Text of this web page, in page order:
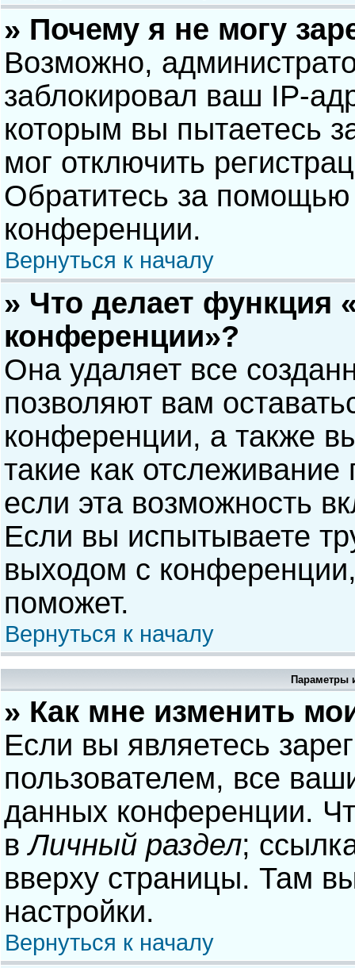
» Почему я не могу
Возможно,
заблокировал ваш IP-
которым вы пытаетесь
мог отключить
Обратитесь за помощью
конференции.
Вернуться к началу
» Что делает функция
конференции»?
Она удаляет все
позволяют вам
конференции, а также
такие как
если эта возможность
Если вы испытываете
выходом с
поможет.
Вернуться к началу
Параметры
» Как мне изменить
Если вы являетесь
пользователем, все
данных конференции.
вЛичный раздел;
вверху страницы. Там
настройки.
Вернуться к началу